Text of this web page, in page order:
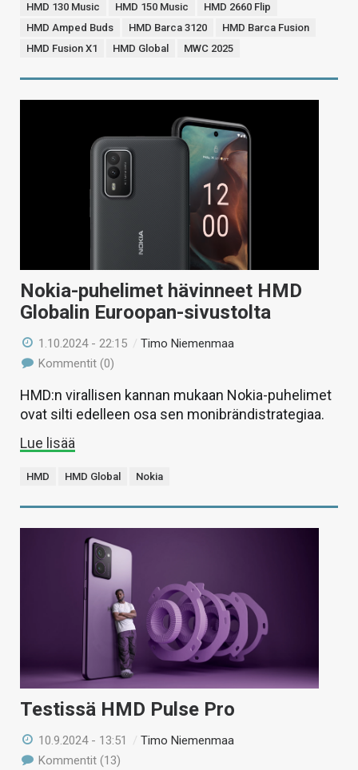
HMD 130 Music HMD 150 Music
HMD 2660 Flip
HMD Amped Buds
HMD Barca 3120
HMD Barca Fusion
HMD Fusion X1
HMD Global MWC 2025
Nokia-puhelimet hävinneet HMD
Globalin Euroopan-sivustolta
1.10.2024 - 22:15 /Timo Niemenmaa
Kommentit (0)
HMD:n virallisen kannan mukaan Nokia-puhelimet
ovat silti edelleen osa sen monibrändistrategiaa.
Lue lisää
HMD HMD Global Nokia
Testissä HMD Pulse Pro
10.9.2024 - 13:51 /Timo Niemenmaa
Kommentit (13)